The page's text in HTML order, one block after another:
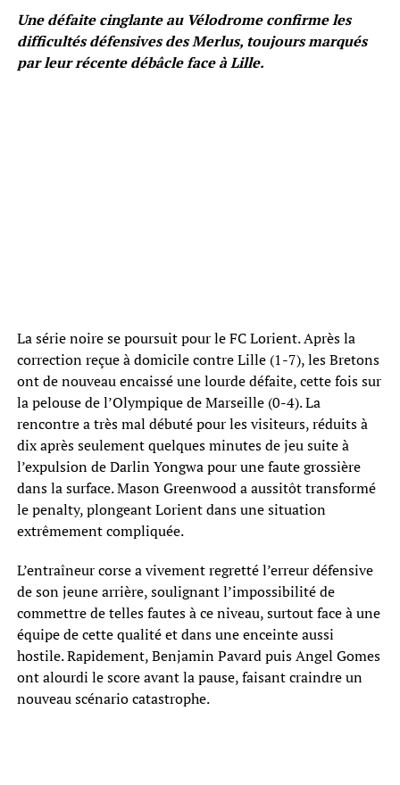
Une défaite cinglante au Vélodrome confirme les
difficultés défensives des Merlus, toujours marqués
par leur récente débâcle face à Lille.
La série noire se poursuit pour le FC Lorient. Après la
correction reçue à domicile contre Lille (1-7), les Bretons
ont de nouveau encaissé une lourde défaite, cette fois sur
la pelouse de l’Olympique de Marseille (0-4). La
rencontre a très mal débuté pour les visiteurs, réduits à
dix après seulement quelques minutes de jeu suite à
l’expulsion de Darlin Yongwa pour une faute grossière
dans la surface. Mason Greenwood a aussitôt transformé
le penalty, plongeant Lorient dans une situation
extrêmement compliquée.
L’entraîneur corse a vivement regretté l’erreur défensive
de son jeune arrière, soulignant l’impossibilité de
commettre de telles fautes à ce niveau, surtout face à une
équipe de cette qualité et dans une enceinte aussi
hostile. Rapidement, Benjamin Pavard puis Angel Gomes
ont alourdi le score avant la pause, faisant craindre un
nouveau scénario catastrophe.